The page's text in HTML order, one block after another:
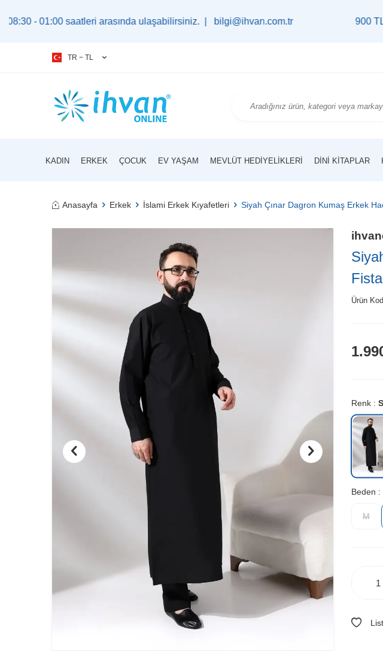
saatleri arasında ulaşabilirsiniz. | bilgi@ihvan.com.tr 900 TL ve
TR − TL
KADIN ERKEK ÇOCUK EV YAŞAM MEVLÜT HEDIYELIKLERI DINI KITAPLAR
Anasayfa Erkek İslami Erkek Kıyafetleri Siyah Çınar Dagron Kumaş Erkek
Ürün
Renk :
Beden :
M